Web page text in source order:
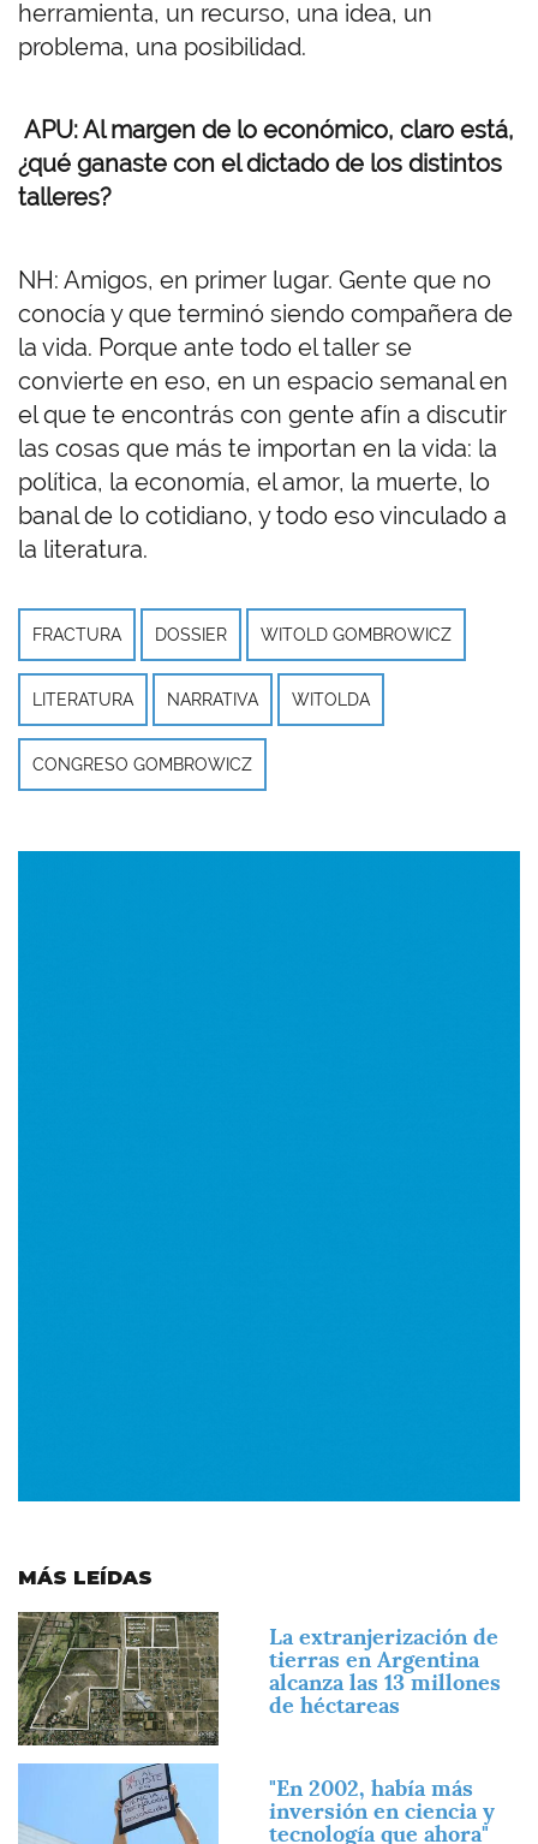
herramienta, un recurso, una idea, un
problema, una posibilidad.
APU: Al margen de lo económico, claro está,
¿qué ganaste con el dictado de los distintos
talleres?
NH: Amigos, en primer lugar. Gente que no
conocía y que terminó siendo compañera de
la vida. Porque ante todo el taller se
convierte en eso, en un espacio semanal en
el que te encontrás con gente afín a discutir
las cosas que más te importan en la vida: la
política, la economía, el amor, la muerte, lo
banal de lo cotidiano, y todo eso vinculado a
la literatura.
FRACTURA DOSSIER WITOLD GOMBROWICZ
LITERATURA NARRATIVA WITOLDA
CONGRESO GOMBROWICZ
MÁS LEÍDAS
Imagen
La extranjerización de
tierras en Argentina
alcanza las 13 millones
de héctareas
"En 2002, había más
inversión en ciencia y
tecnología que ahora"